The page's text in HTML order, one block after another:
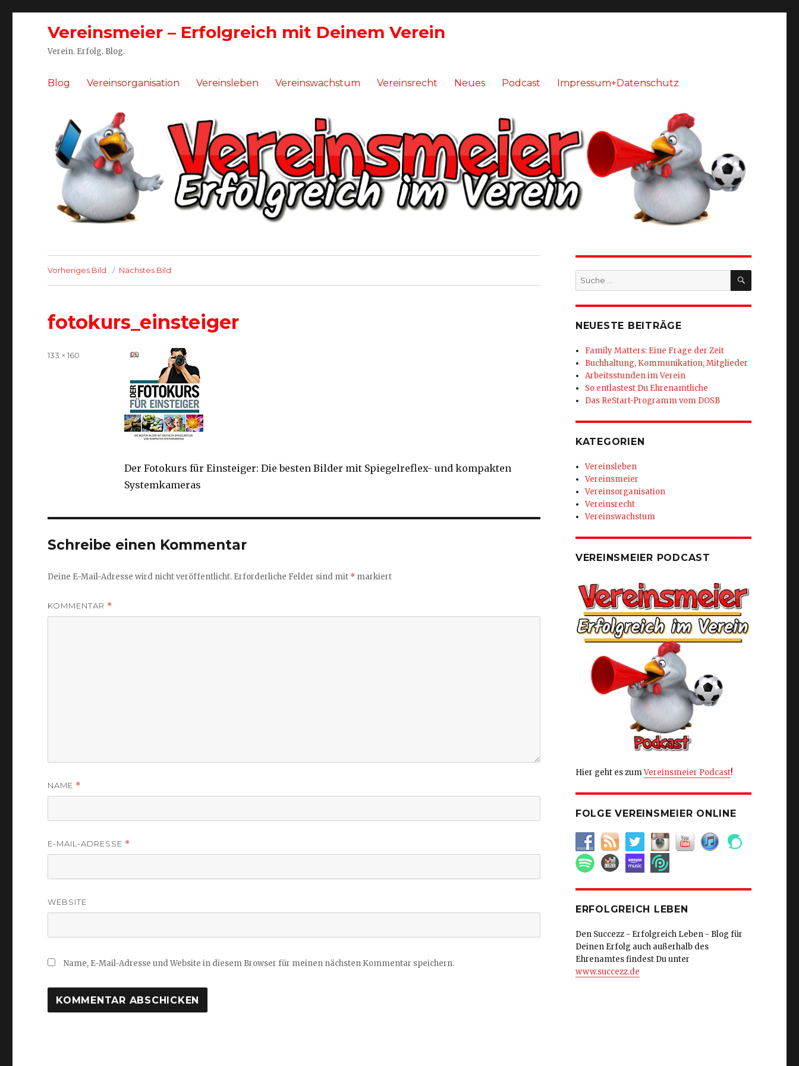
Vereinsmeier – Erfolgreich mit Deinem Verein
Verein. Erfolg. Blog.
Blog Vereinsorganisation Vereinsleben Vereinswachstum Vereinsrecht Neues Podcast Impressum+Datenschutz
Vorheriges Bild Nächstes Bild
fotokurs_einsteiger
Der Fotokurs für Einsteiger: Die besten Bilder mit Spiegelreflex- und kompakten
Systemkameras
Volle
133 × 160
Schreibe einen Kommentar
Deine E-Mail-Adresse wird nicht veröffentlicht. Erforderliche Felder sind mit * markiert
KOMMENTAR *
NAME *
E-MAIL-ADRESSE *
WEBSITE
Name, E-Mail-Adresse und Website in diesem Browser für meinen nächsten Kommentar speichern.
Suche
nach:
SUCHEN
NEUESTE BEITRÄGE
Family Matters: Eine Frage der Zeit
Buchhaltung, Kommunikation, Mitglieder
Arbeitsstunden im Verein
So entlastest Du Ehrenamtliche
Das ReStart-Programm vom DOSB
KATEGORIEN
Vereinsleben
Vereinsmeier
Vereinsorganisation
Vereinsrecht
Vereinswachstum
VEREINSMEIER PODCAST
Hier geht es zumVereinsmeier Podcast!
FOLGE VEREINSMEIER ONLINE
ERFOLGREICH LEBEN
Den Succezz - Erfolgreich Leben - Blog für
Deinen Erfolg auch außerhalb des
Ehrenamtes findest Du unter
www.succezz.de